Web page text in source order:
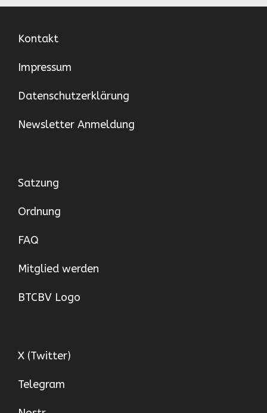
Kontakt
Impressum
Datenschutzerklärung
Newsletter Anmeldung
Satzung
Ordnung
FAQ
Mitglied werden
BTCBV Logo
X (Twitter)
Telegram